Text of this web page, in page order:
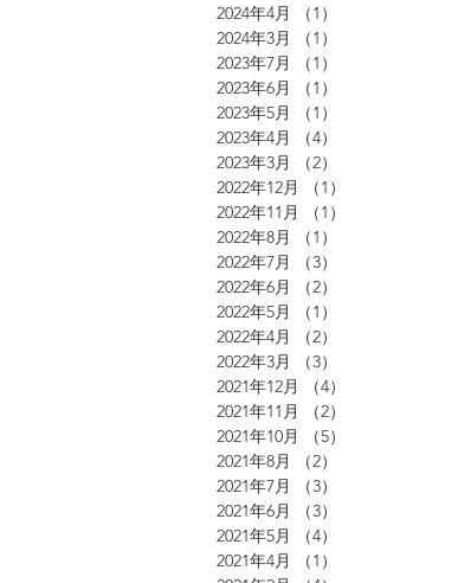
2024年4月
（1）
2024年3月
（1）
2023年7月
（1）
2023年6月
（1）
2023年5月
（1）
2023年4月
（4）
2023年3月
（2）
2022年12月
（1）
2022年11月
（1）
2022年8月
（1）
2022年7月
（3）
2022年6月
（2）
2022年5月
（1）
2022年4月
（2）
2022年3月
（3）
2021年12月
（4）
2021年11月
（2）
2021年10月
（5）
2021年8月
（2）
2021年7月
（3）
2021年6月
（3）
2021年5月
（4）
2021年4月
（1）